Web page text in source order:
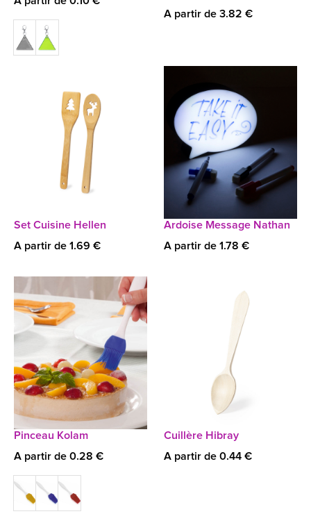
A partir de 3.82 €
Set Cuisine Hellen
A partir de 1.69 €
Ardoise Message Nathan
A partir de 1.78 €
Pinceau Kolam
A partir de 0.28 €
Cuillère Hibray
A partir de 0.44 €